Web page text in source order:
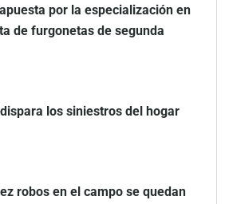
por la especialización en
de furgonetas de segunda
los siniestros del hogar
robos en el campo se quedan